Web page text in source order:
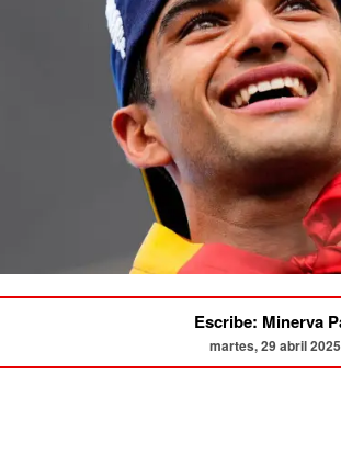
Escribe: Minerva
martes, 29 abril